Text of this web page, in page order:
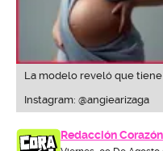
La modelo reveló que tiene
Instagram: @angiearizaga
Redacción Corazón